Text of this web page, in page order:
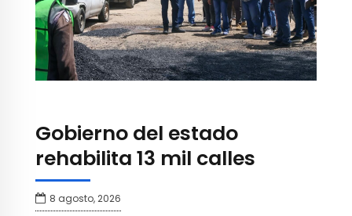
Gobierno del estado
rehabilita 13 mil calles
8 agosto, 2026